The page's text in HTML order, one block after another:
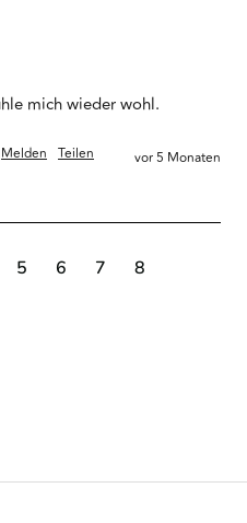
Melden Teilen vor 5 Monaten
5 6 7 8